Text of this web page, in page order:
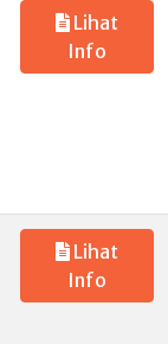
Lihat
Info
Lihat
Info